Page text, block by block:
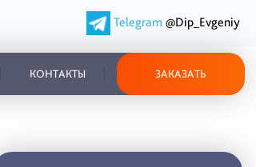
Telegram @Dip_Evgeniy
КОНТАКТЫ ЗАКАЗАТЬ